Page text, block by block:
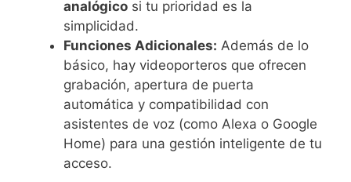
analógico si tu prioridad es la
simplicidad.
Funciones Adicionales: Además de lo
básico, hay videoporteros que ofrecen
grabación, apertura de puerta
automática y compatibilidad con
asistentes de voz (como Alexa o Google
Home) para una gestión inteligente de tu
acceso.